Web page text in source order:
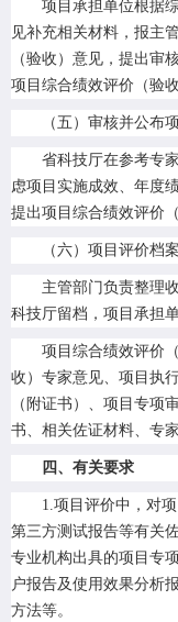
项目承担单位根据
见补充相关材料，报主
（验收）意见，提出审
项目综合绩效评价（验
（五）审核并公布
省科技厅在参考专
虑项目实施成效、年度
提出项目综合绩效评价
（六）项目评价档
主管部门负责整理
科技厅留档，项目承担
项目综合绩效评价
收）专家意见、项目执
（附证书）、项目专项
书、相关佐证材料、专家
四、有关要求
1.项目评价中，对
第三方测试报告等有关
专业机构出具的项目专
户报告及使用效果分析
方法等。